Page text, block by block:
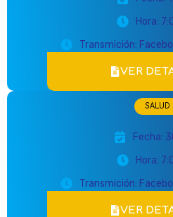
Hora:
Transmición:
VER
SALUD
Fecha:
Hora:
Transmición:
VER